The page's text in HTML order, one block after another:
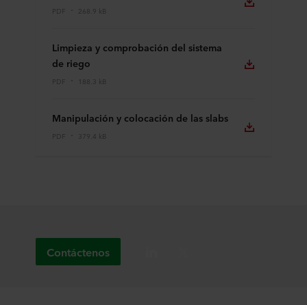
PDF 268.9 kB
Limpieza y comprobación del sistema
de riego
PDF 188.3 kB
Manipulación y colocación de las slabs
PDF 379.4 kB
Contáctenos